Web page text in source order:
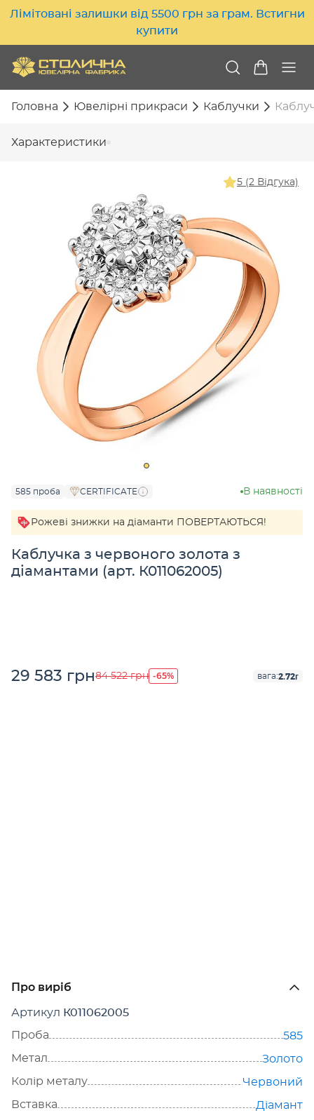
Лімітовані залишки від 5500 грн за грам. Встигни
купити
Головна Ювелірні прикраси Каблучки
Характеристики
5 (2 Відгука)
Про виріб
Артикул К011062005
Проба
585
Метал
Золото
Колір металу
Червоний
Вставка
Діамант
585 проба CERTIFICATE В наявності
Рожеві знижки на діаманти ПОВЕРТАЮТЬСЯ!
Каблучка з червоного золота з
діамантами (арт. К011062005)
29 583 грн84 522 грн -65% вага:2.72г